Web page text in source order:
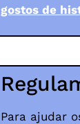
gostos de
Para ajudar